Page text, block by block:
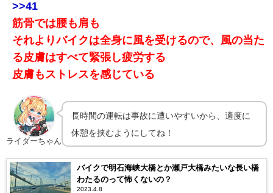
>>41
筋骨では腰も肩も
それよりバイクは全身に風を受けるので、風の当た
る皮膚はすべて緊張し疲労する
皮膚もストレスを感じている
ライダーちゃん
長時間の運転は事故に遭いやすいから、適度に
休憩を挟むようにしてね！
バイクで明石海峡大橋とか瀬戸大橋みたいな長い橋
わたるのって怖くないの？
2023.4.8